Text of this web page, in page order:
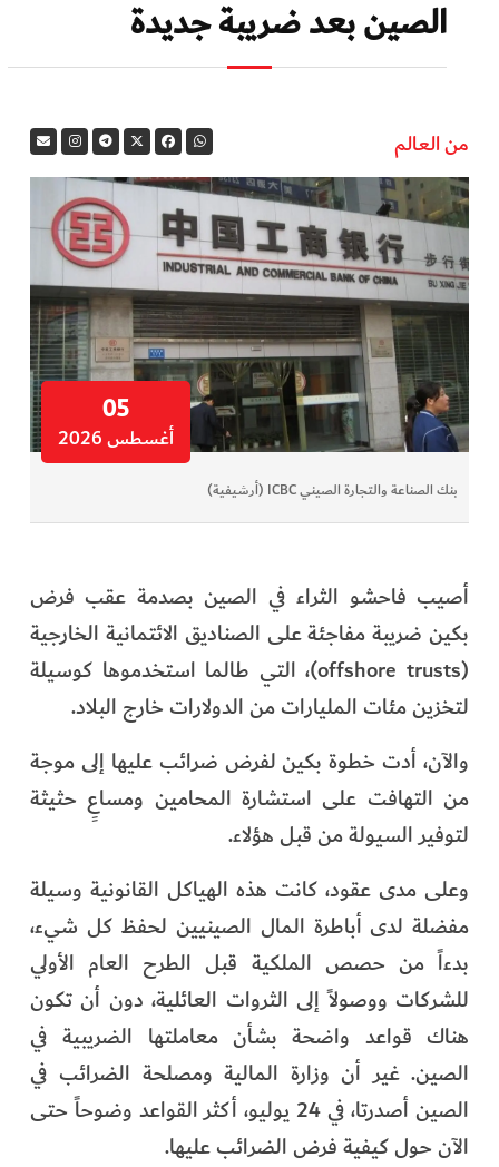
الصين بعد ضريبة جديدة
من العالم
05
أغسطس 2026
بنك الصناعة والتجارة الصيني ICBC (أرشيفية)
أصيب فاحشو الثراء في الصين بصدمة عقب فرض
بكين ضريبة مفاجئة على الصناديق الائتمانية الخارجية
(offshore trusts)، التي طالما استخدموها كوسيلة
لتخزين مئات المليارات من الدولارات خارج البلاد.
والآن، أدت خطوة بكين لفرض ضرائب عليها إلى موجة
من التهافت على استشارة المحامين ومساعٍ حثيثة
لتوفير السيولة من قبل هؤلاء.
وعلى مدى عقود، كانت هذه الهياكل القانونية وسيلة
مفضلة لدى أباطرة المال الصينيين لحفظ كل شيء،
بدءاً من حصص الملكية قبل الطرح العام الأولي
للشركات ووصولاً إلى الثروات العائلية، دون أن تكون
هناك قواعد واضحة بشأن معاملتها الضريبية في
الصين. غير أن وزارة المالية ومصلحة الضرائب في
الصين أصدرتا، في 24 يوليو، أكثر القواعد وضوحاً حتى
الآن حول كيفية فرض الضرائب عليها.